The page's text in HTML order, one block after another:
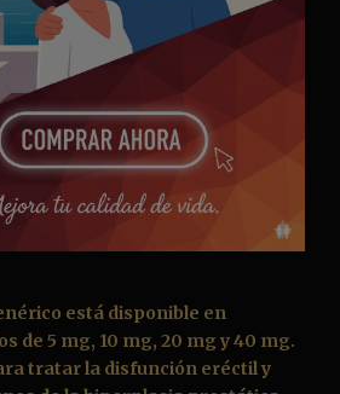
está disponible en
de 5 mg, 10 mg, 20 mg y 40 mg.
tratar la disfunción eréctil y